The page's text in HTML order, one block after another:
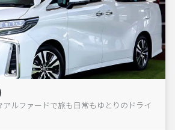
ルファードで旅も日常もゆとりのドライ